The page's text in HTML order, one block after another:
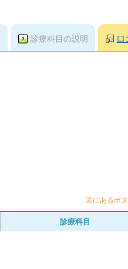
診療科目の説明 口
表にあるボ
診療科目